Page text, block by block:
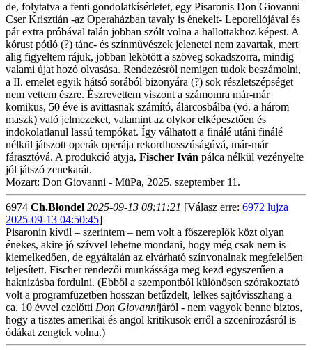
de, folytatva a fenti gondolatkísérletet, egy Pisaronis Don Giovanni
Cser Krisztián -az Operaházban tavaly is énekelt- Leporellójával és
pár extra próbával talán jobban szólt volna a hallottakhoz képest. A
kórust pótló (?) tánc- és színművészek jelenetei nem zavartak, mert
alig figyeltem rájuk, jobban lekötött a szöveg sokadszorra, mindig
valami újat hozó olvasása. Rendezésről nemigen tudok beszámolni,
a II. emelet egyik hátsó sorából bizonyára (?) sok részletszépséget
nem vettem észre. Észrevettem viszont a számomra már-már
komikus, 50 éve is avittasnak számító, álarcosbálba (vö. a három
maszk) való jelmezeket, valamint az olykor elképesztően és
indokolatlanul lassú tempókat. Így válhatott a finálé utáni finálé
nélkül játszott operák operája rekordhosszúságúvá, már-már
fárasztóvá. A produkció atyja, Fischer Iván pálca nélkül vezényelte
jól játszó zenekarát.
Mozart: Don Giovanni - MüPa, 2025. szeptember 11.
6974 Ch.Blondel 2025-09-13 08:11:21 [Válasz erre: 6972 lujza
2025-09-13 04:50:45]
Pisaronin kívül – szerintem – nem volt a főszereplők közt olyan
énekes, akire jó szívvel lehetne mondani, hogy még csak nem is
kiemelkedően, de egyáltalán az elvárható színvonalnak megfelelően
teljesített. Fischer rendezői munkássága meg kezd egyszerűen a
haknizásba fordulni. (Ebből a szempontból különösen szórakoztató
volt a programfüzetben hosszan betűzdelt, lelkes sajtóvisszhang a
ca. 10 évvel ezelőtti Don Giovannijáról - nem vagyok benne biztos,
hogy a tisztes amerikai és angol kritikusok erről a szcenírozásról is
ódákat zengtek volna.)